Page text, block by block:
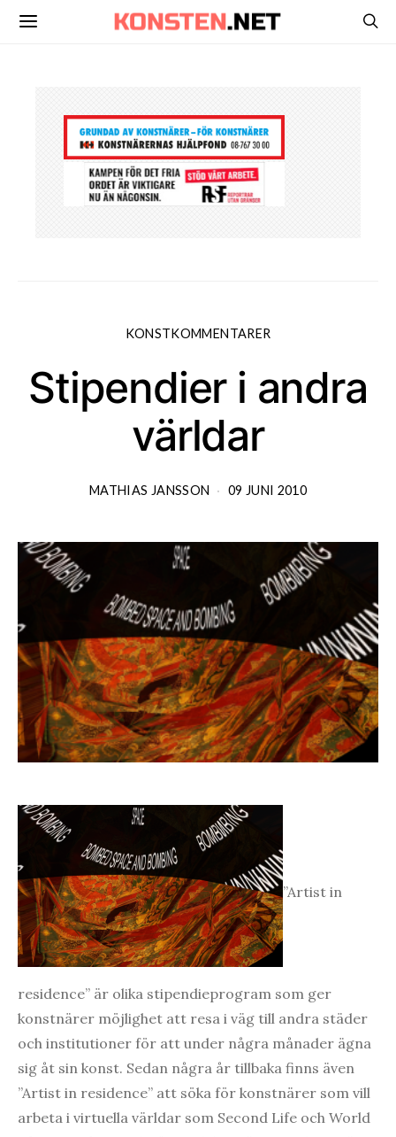
KONSTKOMMENTARER
Stipendier i andra
världar
MATHIAS JANSSON 09 JUNI 2010
”Artist in
residence” är olika stipendieprogram som ger
konstnärer möjlighet att resa i väg till andra städer
och institutioner för att under några månader ägna
sig åt sin konst. Sedan några år tillbaka finns även
”Artist in residence” att söka för konstnärer som vill
arbeta i virtuella världar som Second Life och World